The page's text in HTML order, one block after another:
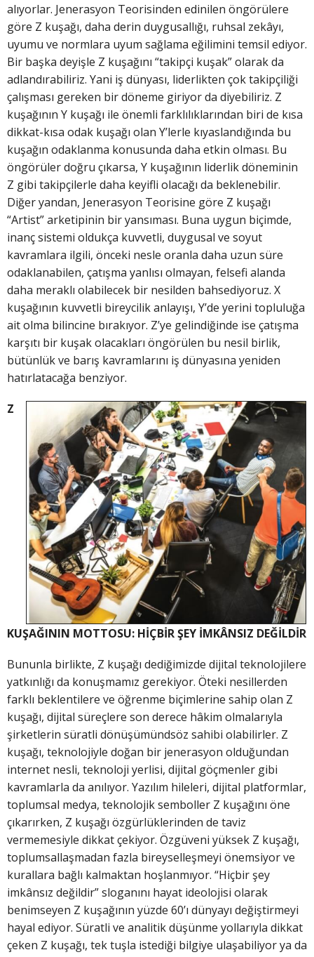
alıyorlar. Jenerasyon Teorisinden edinilen öngörülere
göre Z kuşağı, daha derin duygusallığı, ruhsal zekâyı,
uyumu ve normlara uyum sağlama eğilimini temsil ediyor.
Bir başka deyişle Z kuşağını “takipçi kuşak” olarak da
adlandırabiliriz. Yani iş dünyası, liderlikten çok takipçiliği
çalışması gereken bir döneme giriyor da diyebiliriz. Z
kuşağının Y kuşağı ile önemli farklılıklarından biri de kısa
dikkat-kısa odak kuşağı olan Y’lerle kıyaslandığında bu
kuşağın odaklanma konusunda daha etkin olması. Bu
öngörüler doğru çıkarsa, Y kuşağının liderlik döneminin
Z gibi takipçilerle daha keyifli olacağı da beklenebilir.
Diğer yandan, Jenerasyon Teorisine göre Z kuşağı
“Artist” arketipinin bir yansıması. Buna uygun biçimde,
inanç sistemi oldukça kuvvetli, duygusal ve soyut
kavramlara ilgili, önceki nesle oranla daha uzun süre
odaklanabilen, çatışma yanlısı olmayan, felsefi alanda
daha meraklı olabilecek bir nesilden bahsediyoruz. X
kuşağının kuvvetli bireycilik anlayışı, Y’de yerini topluluğa
ait olma bilincine bırakıyor. Z’ye gelindiğinde ise çatışma
karşıtı bir kuşak olacakları öngörülen bu nesil birlik,
bütünlük ve barış kavramlarını iş dünyasına yeniden
hatırlatacağa benziyor.
Z
KUŞAĞININ MOTTOSU: HİÇBİR ŞEY İMKÂNSIZ DEĞİLDİR
Bununla birlikte, Z kuşağı dediğimizde dijital teknolojilere
yatkınlığı da konuşmamız gerekiyor. Öteki nesillerden
farklı beklentilere ve öğrenme biçimlerine sahip olan Z
kuşağı, dijital süreçlere son derece hâkim olmalarıyla
şirketlerin süratli dönüşümündsöz sahibi olabilirler. Z
kuşağı, teknolojiyle doğan bir jenerasyon olduğundan
internet nesli, teknoloji yerlisi, dijital göçmenler gibi
kavramlarla da anılıyor. Yazılım hileleri, dijital platformlar,
toplumsal medya, teknolojik semboller Z kuşağını öne
çıkarırken, Z kuşağı özgürlüklerinden de taviz
vermemesiyle dikkat çekiyor. Özgüveni yüksek Z kuşağı,
toplumsallaşmadan fazla bireyselleşmeyi önemsiyor ve
kurallara bağlı kalmaktan hoşlanmıyor. “Hiçbir şey
imkânsız değildir” sloganını hayat ideolojisi olarak
benimseyen Z kuşağının yüzde 60’ı dünyayı değiştirmeyi
hayal ediyor. Süratli ve analitik düşünme yollarıyla dikkat
çeken Z kuşağı, tek tuşla istediği bilgiye ulaşabiliyor ya da